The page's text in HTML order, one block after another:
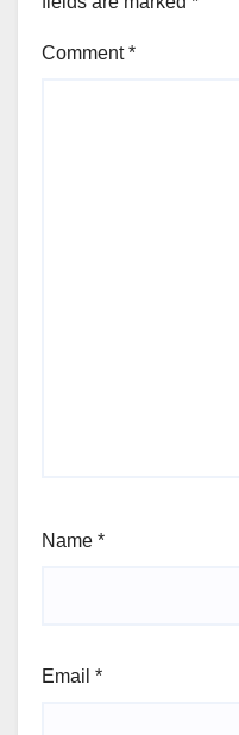
Comment*
Name *
Email *